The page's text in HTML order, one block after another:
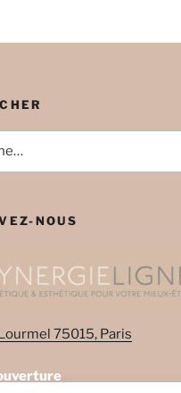
NOUS
75015, Paris